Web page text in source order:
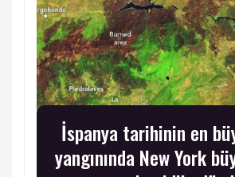
İspanya tarihinin en
yangınında New York